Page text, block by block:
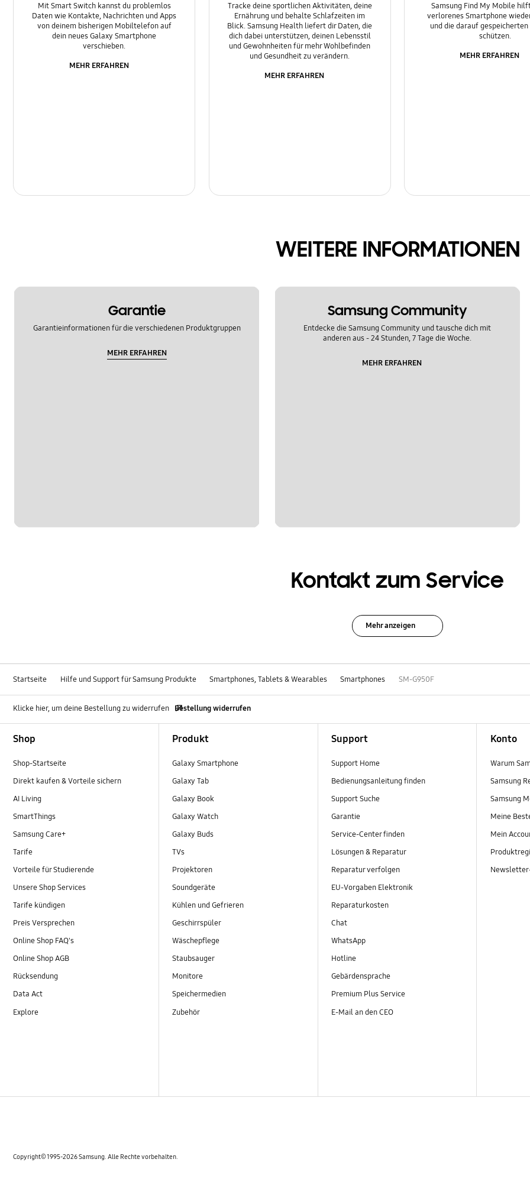
Ton
Mit Smart Switch kannst du problemlos
Daten wie Kontakte, Nachrichten und Apps
von deinem bisherigen Mobiltelefon auf
dein neues Galaxy Smartphone
verschieben.
MEHR ERFAHREN
Tracke deine sportlichen Aktivitäten, deine
Ernährung und behalte Schlafzeiten im
Blick. Samsung Health liefert dir Daten, die
dich dabei unterstützen, deinen Lebensstil
und Gewohnheiten für mehr Wohlbefinden
und Gesundheit zu verändern.
MEHR ERFAHREN
Samsung Find My Mobile
verlorenes Smartphone
und die darauf
schützen.
MEHR ERFAHREN
WEITERE INFORMATIONEN
Garantie
Garantieinformationen für die verschiedenen Produktgruppen
MEHR ERFAHREN
Samsung Community
Entdecke die Samsung Community und tausche dich mit
anderen aus - 24 Stunden, 7 Tage die Woche.
MEHR ERFAHREN
Kontakt zum Service
Mehr anzeigen
Startseite Hilfe und Support für Samsung Produkte Smartphones, Tablets & Wearables Smartphones SM-G950F
Klicke hier, um deine Bestellung zu widerrufen Bestellung widerrufen
Shop
Shop-Startseite
Direkt kaufen & Vorteile sichern
AI Living
SmartThings
Samsung Care+
Tarife
Vorteile für Studierende
Unsere Shop Services
Tarife kündigen
Preis Versprechen
Online Shop FAQ's
Online Shop AGB
Rücksendung
Data Act
Explore
Produkt
Galaxy Smartphone
Galaxy Tab
Galaxy Book
Galaxy Watch
Galaxy Buds
TVs
Projektoren
Soundgeräte
Kühlen und Gefrieren
Geschirrspüler
Wäschepflege
Staubsauger
Monitore
Speichermedien
Zubehör
Support
Support Home
Bedienungsanleitung finden
Support Suche
Garantie
Service-Center finden
Lösungen & Reparatur
Reparatur verfolgen
EU-Vorgaben Elektronik
Reparaturkosten
Chat
WhatsApp
Hotline
Gebärdensprache
Premium Plus Service
E-Mail an den CEO
Konto
Warum
Samsung
Samsung
Meine
Mein
Copyright© 1995-2026 Samsung. Alle Rechte vorbehalten.